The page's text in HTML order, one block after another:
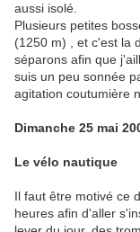
aussi isolé.
Plusieurs petites
(1250 m) , et c'est la
séparons afin que
suis un peu sonnée
agitation coutumière
Dimanche 25 mai
Le vélo nautique
Il faut être motivé ce
heures afin d'aller